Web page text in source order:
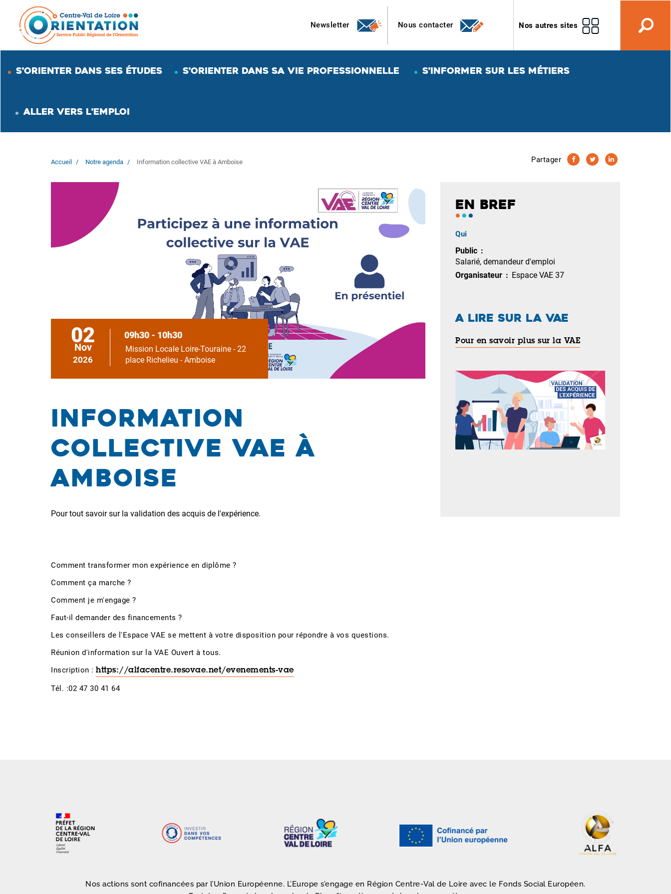
contenu
principal
Newsletter Nous contacter Nos autres sites
S'ORIENTER DANS SES ÉTUDES S'ORIENTER DANS SA VIE PROFESSIONNELLE S'INFORMER SUR LES MÉTIERS
ALLER VERS L'EMPLOI
Accueil Notre agenda Information collective VAE à Amboise Partager
02
Nov
2026
09h30 - 10h30
Mission Locale Loire-Touraine - 22
place Richelieu - Amboise
Information
collective VAE à
Amboise
Pour tout savoir sur la validation des acquis de l'expérience.
Comment transformer mon expérience en diplôme ?
Comment ça marche ?
Comment je m'engage ?
Faut-il demander des financements ?
Les conseillers de l'Espace VAE se mettent à votre disposition pour répondre à vos questions.
Réunion d'information sur la VAE Ouvert à tous.
Inscription : https://alfacentre.resovae.net/evenements-vae
Tél. :02 47 30 41 64
EN BREF
Qui
Public
Salarié, demandeur d'emploi
Organisateur
Espace VAE 37
A LIRE SUR LA VAE
Pour en savoir plus sur la VAE
Nos actions sont cofinancées par l’Union Européenne. L’Europe s’engage en Région Centre-Val de Loire avec le Fonds Social Européen.